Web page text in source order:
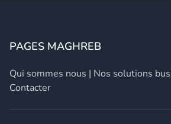
PAGES MAGHREB
Qui sommes nous | Nos solutions
Contacter